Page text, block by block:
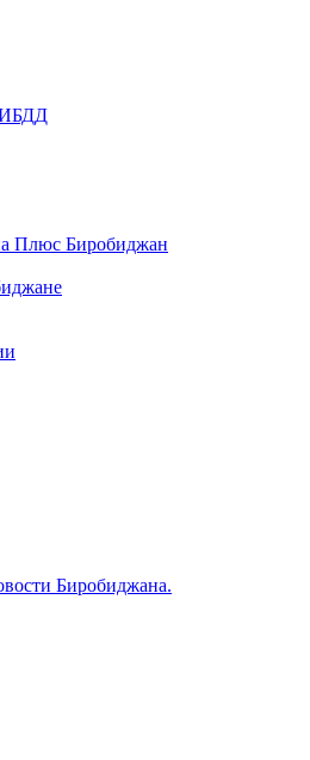
Плюс Биробиджан